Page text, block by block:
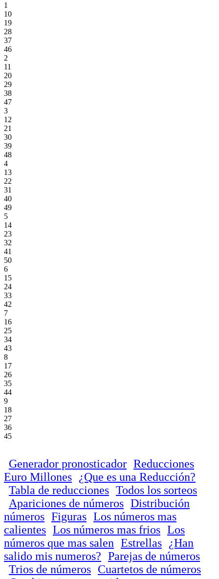
1
10
19
28
37
46
2
11
20
29
38
47
3
12
21
30
39
48
4
13
22
31
40
49
5
14
23
32
41
50
6
15
24
33
42
7
16
25
34
43
8
17
26
35
44
9
18
27
36
45
Generador pronosticador Reducciones
Euro Millones
¿Que es una Reducción?
Tabla de reducciones Todos los sorteos
Apariciones de números Distribución
números Figuras Los números mas
calientes Los números mas frios Los
números que mas salen Estrellas
¿Han
salido mis numeros? Parejas de números
Trios de números Cuartetos de números